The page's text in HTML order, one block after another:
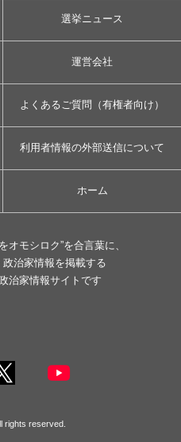
選挙ニュース
運営会社
よくあるご質問（有権者向け）
利用者情報の外部送信について
ホーム
オモシロク”を合言葉に、
治家情報を掲載する
治家情報サイトです
rights reserved.